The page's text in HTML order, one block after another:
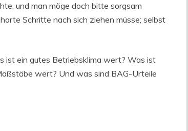
und man möge doch bitte sorgsam
Schritte nach sich ziehen müsse; selbst
ist ein gutes Betriebsklima wert? Was ist
wert? Und was sind BAG-Urteile